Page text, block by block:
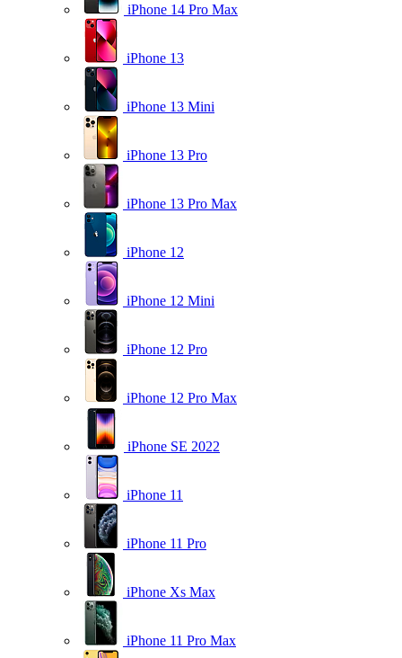
iPhone 14 Pro Max
iPhone 13
iPhone 13 Mini
iPhone 13 Pro
iPhone 13 Pro Max
iPhone 12
iPhone 12 Mini
iPhone 12 Pro
iPhone 12 Pro Max
iPhone SE 2022
iPhone 11
iPhone 11 Pro
iPhone Xs Max
iPhone 11 Pro Max